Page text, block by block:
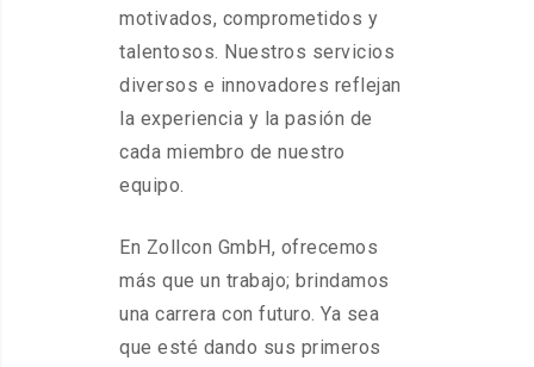
motivados, comprometidos y
talentosos. Nuestros servicios
diversos e innovadores reflejan
la experiencia y la pasión de
cada miembro de nuestro
equipo.
En Zollcon GmbH, ofrecemos
más que un trabajo; brindamos
una carrera con futuro. Ya sea
que esté dando sus primeros